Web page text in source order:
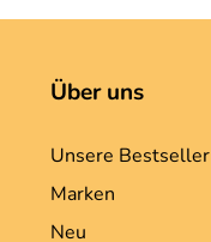
Über uns
Unsere Bestseller
Marken
Neu